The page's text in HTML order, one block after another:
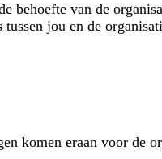
behoefte van de
jou en de
komen eraan voor de